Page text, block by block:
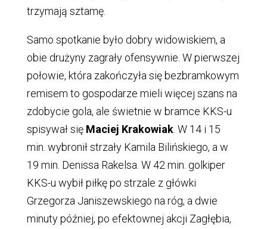
trzymają sztamę.
Samo spotkanie było dobry widowiskiem, a
obie drużyny zagrały ofensywnie. W pierwszej
połowie, która zakończyła się bezbramkowym
remisem to gospodarze mieli więcej szans na
zdobycie gola, ale świetnie w bramce KKS-u
spisywał się Maciej Krakowiak. W 14 i 15
min. wybronił strzały Kamila Bilińskiego, a w
19 min. Denissa Rakelsa. W 42 min. golkiper
KKS-u wybił piłkę po strzale z główki
Grzegorza Janiszewskiego na róg, a dwie
minuty później, po efektownej akcji Zagłębia,